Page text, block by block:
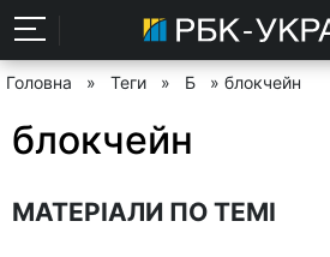
Головна » Теги » Б » блокчейн
блокчейн
МАТЕРІАЛИ ПО ТЕМІ